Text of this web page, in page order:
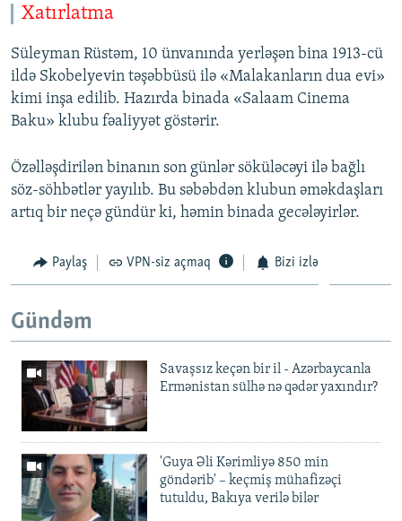
Xatırlatma
Süleyman Rüstəm, 10 ünvanında yerləşən bina 1913-cü
ildə Skobelyevin təşəbbüsü ilə «Malakanların dua evi»
kimi inşa edilib. Hazırda binada «Salaam Cinema
Baku» klubu fəaliyyət göstərir.
Özəlləşdirilən binanın son günlər söküləcəyi ilə bağlı
söz-söhbətlər yayılıb. Bu səbəbdən klubun əməkdaşları
artıq bir neçə gündür ki, həmin binada gecələyirlər.
Paylaş VPN-siz açmaq Bizi izlə
Gündəm
Savaşsız keçən bir il - Azərbaycanla
Ermənistan sülhə nə qədər yaxındır?
'Guya Əli Kərimliyə 850 min
göndərib' – keçmiş mühafizəçi
tutuldu, Bakıya verilə bilər